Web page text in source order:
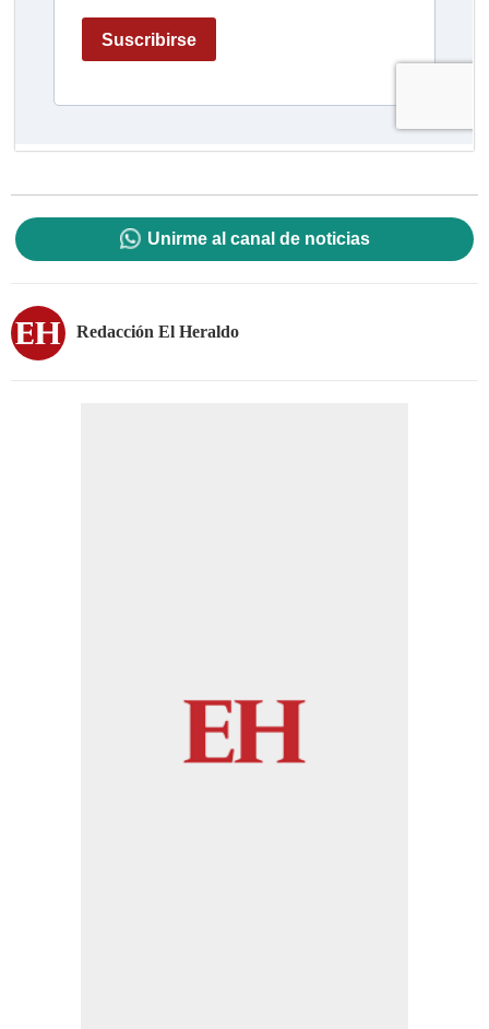
Unirme al canal de noticias
Redacción El Heraldo